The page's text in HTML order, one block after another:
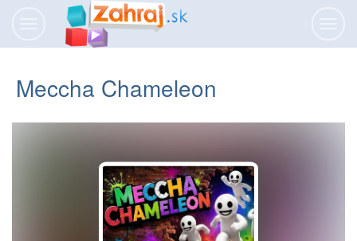
navigáciu
Meccha Chameleon